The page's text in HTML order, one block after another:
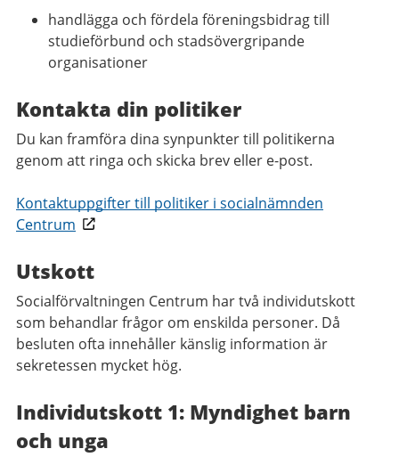
handlägga och fördela föreningsbidrag till
studieförbund och stadsövergripande
organisationer
Kontakta din politiker
Du kan framföra dina synpunkter till politikerna
genom att ringa och skicka brev eller e-post.
Kontaktuppgifter till politiker i socialnämnden
Centrum
Utskott
Socialförvaltningen Centrum har två individutskott
som behandlar frågor om enskilda personer. Då
besluten ofta innehåller känslig information är
sekretessen mycket hög.
Individutskott 1: Myndighet barn
och unga